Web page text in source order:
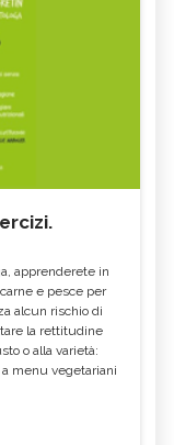
apprenderete in
e pesce per
alcun rischio di
la rettitudine
o alla varietà:
menu vegetariani